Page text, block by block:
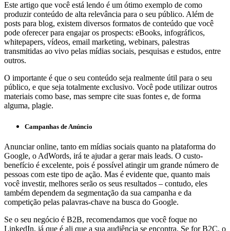
Este artigo que você está lendo é um ótimo exemplo de como
produzir conteúdo de alta relevância para o seu público. Além de
posts para blog, existem diversos formatos de conteúdo que você
pode oferecer para engajar os prospects: eBooks, infográficos,
whitepapers, vídeos, email marketing, webinars, palestras
transmitidas ao vivo pelas mídias sociais, pesquisas e estudos, entre
outros.
O importante é que o seu conteúdo seja realmente útil para o seu
público, e que seja totalmente exclusivo. Você pode utilizar outros
materiais como base, mas sempre cite suas fontes e, de forma
alguma, plagie.
Campanhas de Anúncio
Anunciar online, tanto em mídias sociais quanto na plataforma do
Google, o AdWords, irá te ajudar a gerar mais leads. O custo-
benefício é excelente, pois é possível atingir um grande número de
pessoas com este tipo de ação. Mas é evidente que, quanto mais
você investir, melhores serão os seus resultados – contudo, eles
também dependem da segmentação da sua campanha e da
competição pelas palavras-chave na busca do Google.
Se o seu negócio é B2B, recomendamos que você foque no
LinkedIn, já que é ali que a sua audiência se encontra. Se for B2C, o